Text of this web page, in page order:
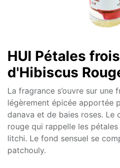
HUI Pétales
d'Hibiscus
La fragrance s’ouvre sur une
légèrement épicée apportée
danava et de baies roses. Le
rouge qui rappelle les
litchi. Le fond sensuel se
patchouly.